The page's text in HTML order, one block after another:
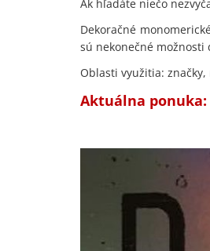
Ak hľadáte niečo
Dekoračné
sú nekonečné možnosti
Oblasti využitia:
Aktuálna ponuka: